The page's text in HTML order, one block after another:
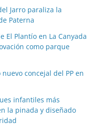
Jarro paraliza la
Paterna
El Plantío en La Canyada
como parque
concejal del PP en
infantiles más
la pinada y diseñado